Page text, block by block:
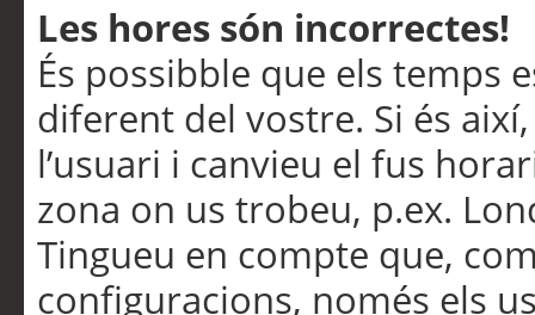
Les hores són incorrectes!
És possibble que els temps
diferent del vostre. Si és
l’usuari i canvieu el fus
zona on us trobeu, p.ex.
Tingueu en compte que,
configuracions, només els